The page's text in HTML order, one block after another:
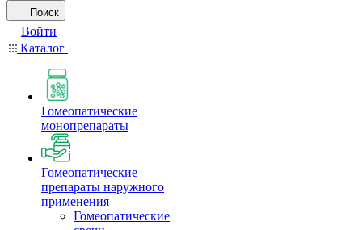
Поиск
Войти
Каталог
Гомеопатические
монопрепараты
Гомеопатические
препараты наружного
применения
Гомеопатические